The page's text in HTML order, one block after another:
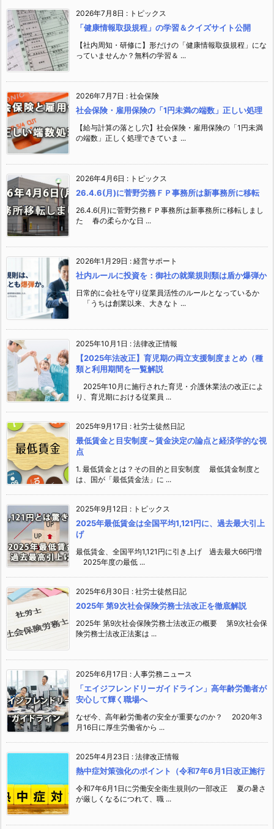
2026年7月8日 : トピックス
「健康情報取扱規程」の学習＆クイズサイト公開
【社内周知・研修に】形だけの「健康情報取扱規程」にな
っていませんか？無料の学習＆ ...
2026年7月7日 : 社会保険
社会保険・雇用保険の「1円未満の端数」正しい処理
【給与計算の落とし穴】社会保険・雇用保険の「1円未満
の端数」正しく処理できていま ...
2026年4月6日 : トピックス
26.4.6(月)に菅野労務ＦＰ事務所は新事務所に移転
26.4.6(月)に菅野労務ＦＰ事務所は新事務所に移転しまし
た 春の柔らかな日 ...
2026年1月29日 : 経営サポート
社内ルールに投資を：御社の就業規則類は盾か爆弾か
日常的に会社を守り従業員活性のルールとなっているか
「うちは創業以来、大きなト ...
2025年10月1日 : 法律改正情報
【2025年法改正】育児期の両立支援制度まとめ（種
類と利用期間を一覧解説
2025年10月に施行された育児・介護休業法の改正によ
り、育児期における従業員 ...
2025年9月17日 : 社労士徒然日記
最低賃金と目安制度～賃金決定の論点と経済学的な視
点
1. 最低賃金とは？その目的と目安制度 最低賃金制度と
は、国が「最低賃金法」に ...
2025年9月12日 : トピックス
2025年最低賃金は全国平均1,121円に、過去最大引上
げ
最低賃金、全国平均1,121円に引き上げ 過去最大66円増
2025年度の最低 ...
2025年6月30日 : 社労士徒然日記
2025年 第9次社会保険労務士法改正を徹底解説
2025年 第9次社会保険労務士法改正の概要 第9次社会保
険労務士法改正法案は ...
2025年6月17日 : 人事労務ニュース
「エイジフレンドリーガイドライン」高年齢労働者が
安心して輝く職場へ
なぜ今、高年齢労働者の安全が重要なのか？ 2020年3
月16日に厚生労働省から ...
2025年4月23日 : 法律改正情報
熱中症対策強化のポイント（令和7年6月1日改正施行
令和7年6月1日に労働安全衛生規則の一部改正 夏の暑さ
が厳しくなるにつれて、職 ...